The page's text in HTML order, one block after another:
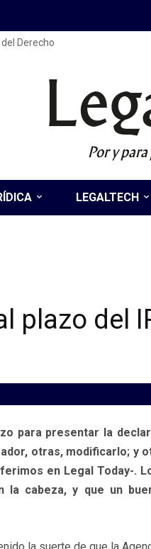
Derecho
Por y
LEGALTECH
del
para presentar la
otras, modificarlo; y
en Legal Today-.
cabeza, y que un